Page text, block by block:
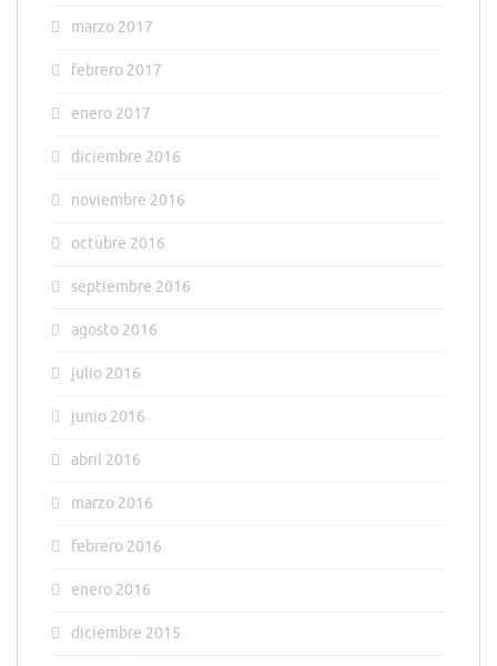
marzo 2017
febrero 2017
enero 2017
diciembre 2016
noviembre 2016
octubre 2016
septiembre 2016
agosto 2016
julio 2016
junio 2016
abril 2016
marzo 2016
febrero 2016
enero 2016
diciembre 2015